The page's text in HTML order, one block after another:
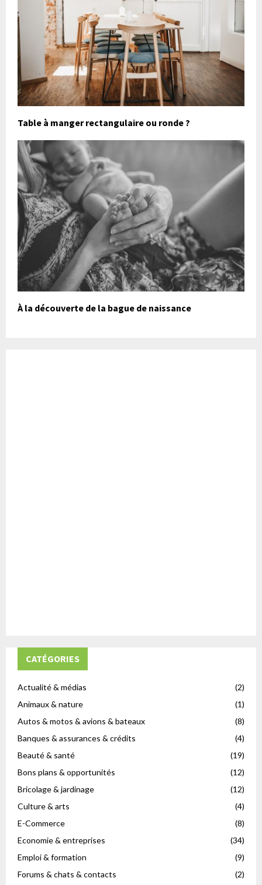
Table à manger rectangulaire ou ronde ?
À la découverte de la bague de naissance
CATÉGORIES
Actualité & médias
(2)
Animaux & nature
(1)
Autos & motos & avions & bateaux
(8)
Banques & assurances & crédits
(4)
Beauté & santé
(19)
Bons plans & opportunités
(12)
Bricolage & jardinage
(12)
Culture & arts
(4)
E-Commerce
(8)
Economie & entreprises
(34)
Emploi & formation
(9)
Forums & chats & contacts
(2)